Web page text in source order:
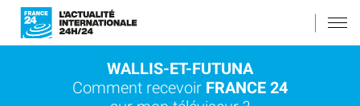
WALLIS-ET-FUTUNA
Comment recevoir FRANCE 24